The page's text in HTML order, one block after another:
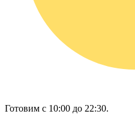
Готовим с 10:00 до 22:30.